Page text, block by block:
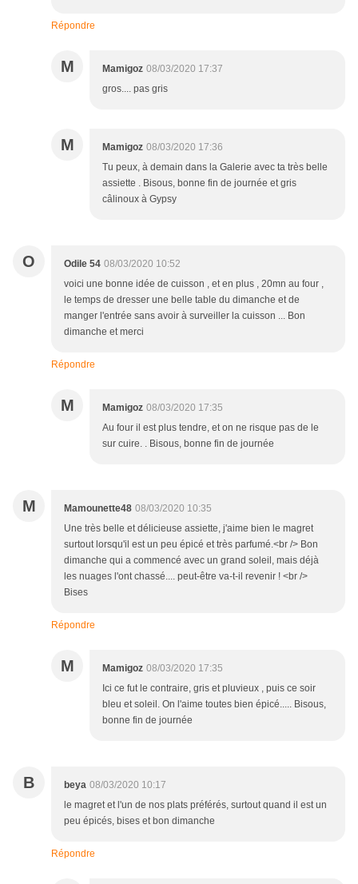
Répondre
M Mamigoz 08/03/2020 17:37
gros.... pas gris
M Mamigoz 08/03/2020 17:36
Tu peux, à demain dans la Galerie avec ta très belle
assiette . Bisous, bonne fin de journée et gris
câlinoux à Gypsy
O Odile 54 08/03/2020 10:52
voici une bonne idée de cuisson , et en plus , 20mn au four ,
le temps de dresser une belle table du dimanche et de
manger l'entrée sans avoir à surveiller la cuisson ... Bon
dimanche et merci
Répondre
M Mamigoz 08/03/2020 17:35
Au four il est plus tendre, et on ne risque pas de le
sur cuire. . Bisous, bonne fin de journée
M Mamounette48 08/03/2020 10:35
Une très belle et délicieuse assiette, j'aime bien le magret
surtout lorsqu'il est un peu épicé et très parfumé.<br /> Bon
dimanche qui a commencé avec un grand soleil, mais déjà
les nuages l'ont chassé.... peut-être va-t-il revenir ! <br />
Bises
Répondre
M Mamigoz 08/03/2020 17:35
Ici ce fut le contraire, gris et pluvieux , puis ce soir
bleu et soleil. On l'aime toutes bien épicé..... Bisous,
bonne fin de journée
B beya 08/03/2020 10:17
le magret et l'un de nos plats préférés, surtout quand il est un
peu épicés, bises et bon dimanche
Répondre